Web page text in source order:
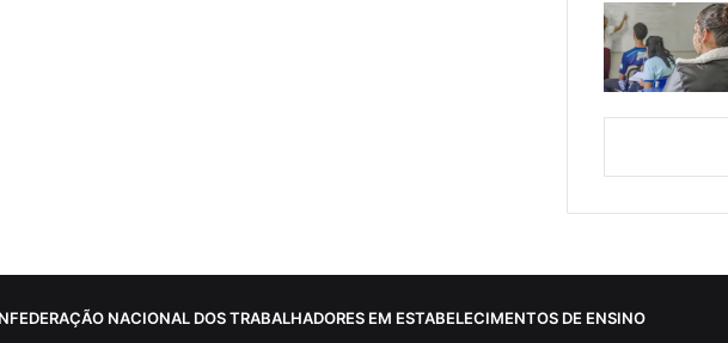
NACIONAL DOS TRABALHADORES EM ESTABELECIMENTOS DE ENSINO